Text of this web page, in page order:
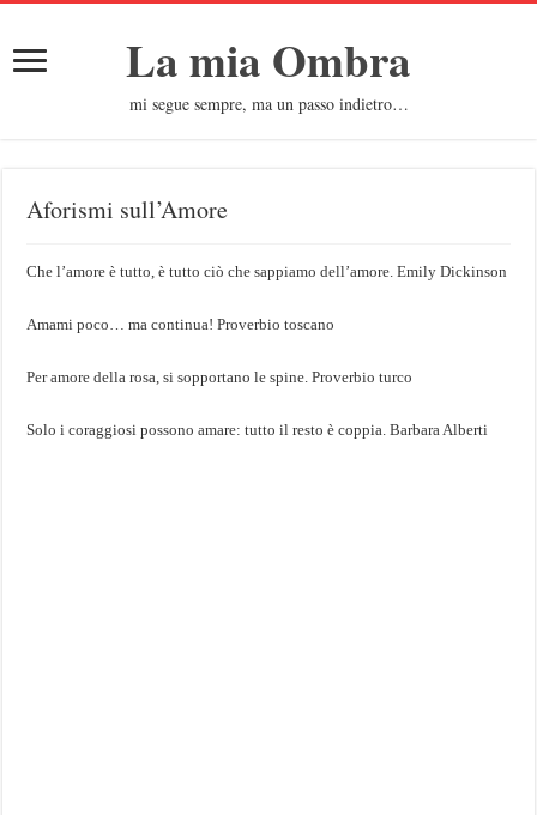
La mia Ombra
mi segue sempre, ma un passo indietro…
Aforismi sull’Amore
Che l’amore è tutto, è tutto ciò che sappiamo dell’amore. Emily Dickinson
Amami poco… ma continua! Proverbio toscano
Per amore della rosa, si sopportano le spine. Proverbio turco
Solo i coraggiosi possono amare: tutto il resto è coppia. Barbara Alberti